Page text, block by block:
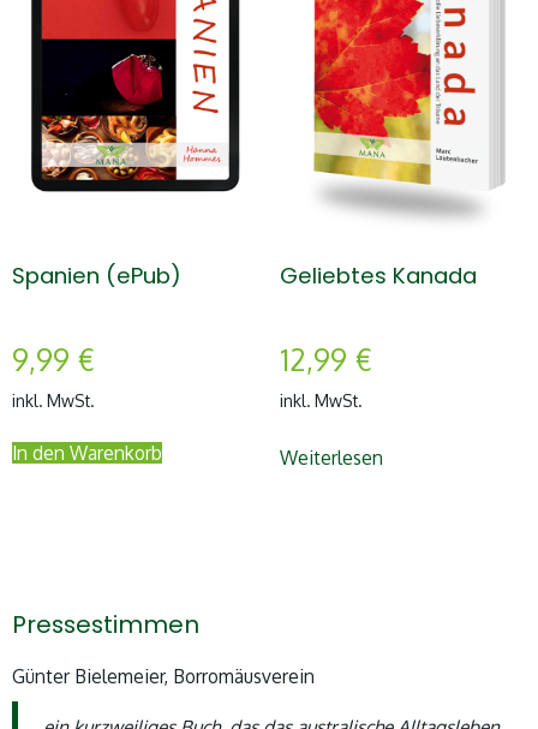
Spanien (ePub)
9,99 €
inkl. MwSt.
In den Warenkorb
Geliebtes Kanada
12,99 €
inkl. MwSt.
Weiterlesen
Pressestimmen
Günter Bielemeier, Borromäusverein